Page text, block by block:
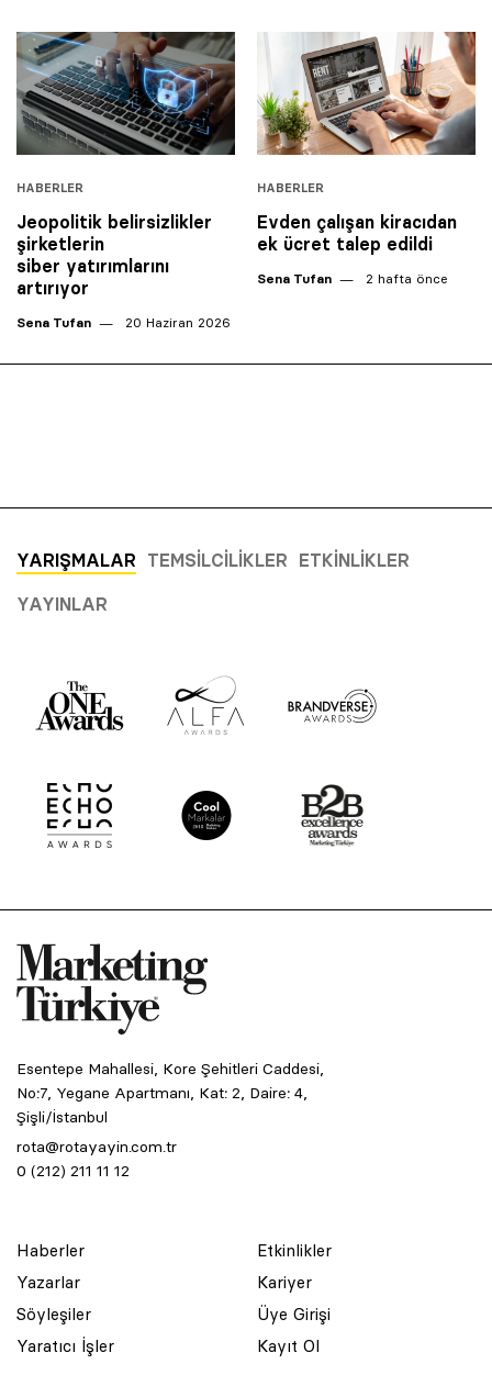
HABERLER
Jeopolitik belirsizlikler
şirketlerin
siber yatırımlarını
artırıyor
Sena Tufan 20 Haziran 2026
HABERLER
Evden çalışan kiracıdan
ek ücret talep edildi
Sena Tufan 2 hafta önce
YARIŞMALAR TEMSILCILIKLER ETKINLIKLER
YAYINLAR
Esentepe Mahallesi, Kore Şehitleri Caddesi,
No:7, Yegane Apartmanı, Kat: 2, Daire: 4,
Şişli/İstanbul
rota@rotayayin.com.tr
0 (212) 211 11 12
Haberler
Yazarlar
Söyleşiler
Yaratıcı İşler
Etkinlikler
Kariyer
Üye Girişi
Kayıt Ol